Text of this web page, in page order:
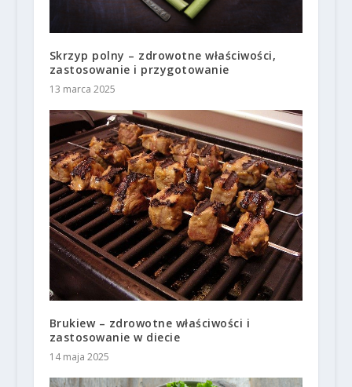
Skrzyp polny – zdrowotne właściwości,
zastosowanie i przygotowanie
13 marca 2025
Brukiew – zdrowotne właściwości i
zastosowanie w diecie
14 maja 2025